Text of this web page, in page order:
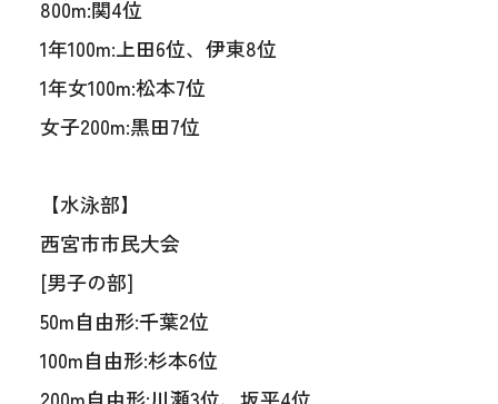
800m:関4位
1年100m:上田6位、伊東8位
1年女100m:松本7位
女子200m:黒田7位
【水泳部】
西宮市市民大会
[男子の部]
50m自由形:千葉2位
100m自由形:杉本6位